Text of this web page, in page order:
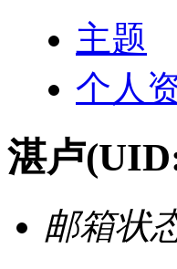
主题
个人
湛卢
邮箱状